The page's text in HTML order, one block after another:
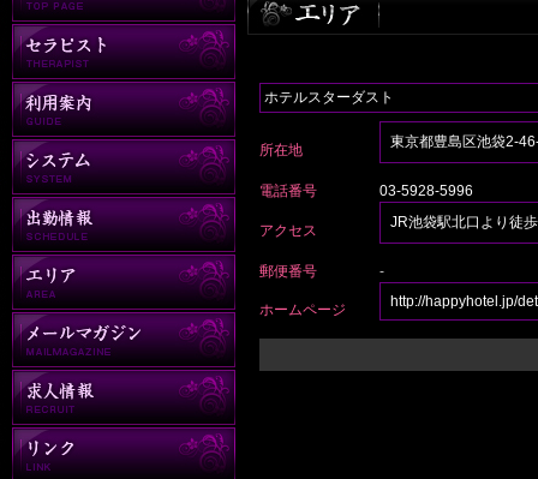
ホテルスターダスト
所在地 東京都豊島区池袋2-
電話番号 03-5928-5996
アクセス JR池袋駅北口より徒
郵便番号 -
ホームページ http://happyhotel.jp/